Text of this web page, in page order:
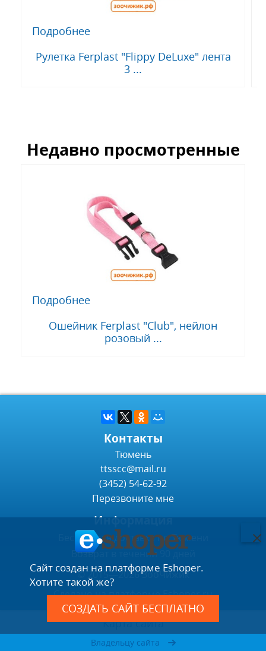
Подробнее
Рулетка Ferplast "Flippy DeLuxe" лента
3 ...
Недавно просмотренные
Подробнее
Ошейник Ferplast "Club", нейлон
розовый ...
Контакты
Тюмень
ttsscc@mail.ru
(3452) 54-62-92
Перезвоните мне
Информация
Бесплатная доставка по Тюмени
Возврат в течении 90 дней
© 2015—2026 ЗооЧижик
Сделано на платформеEshoper.ru
Карта сайта
Полная версия
Сайт создан на платформе Eshoper.
Хотите такой же?
СОЗДАТЬ САЙТ БЕСПЛАТНО
Владельцу сайта